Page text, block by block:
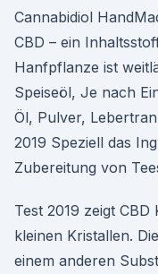
Cannabidiol
CBD – ein
Hanfpflanze ist
Speiseöl, Je nach
Öl, Pulver,
2019 Speziell das
Zubereitung von
Test 2019 zeigt
kleinen Kristallen.
einem anderen